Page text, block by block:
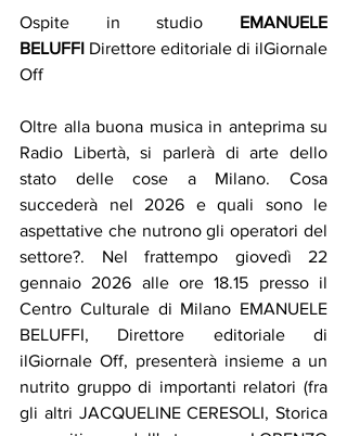
Ospite in studio EMANUELE
BELUFFI Direttore editoriale di ilGiornale
Off
Oltre alla buona musica in anteprima su
Radio Libertà, si parlerà di arte dello
stato delle cose a Milano. Cosa
succederà nel 2026 e quali sono le
aspettative che nutrono gli operatori del
settore?. Nel frattempo giovedì 22
gennaio 2026 alle ore 18.15 presso il
Centro Culturale di Milano EMANUELE
BELUFFI, Direttore editoriale di
ilGiornale Off, presenterà insieme a un
nutrito gruppo di importanti relatori (fra
gli altri JACQUELINE CERESOLI, Storica